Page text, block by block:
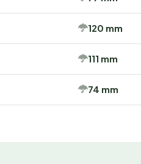
120 mm
111 mm
74 mm